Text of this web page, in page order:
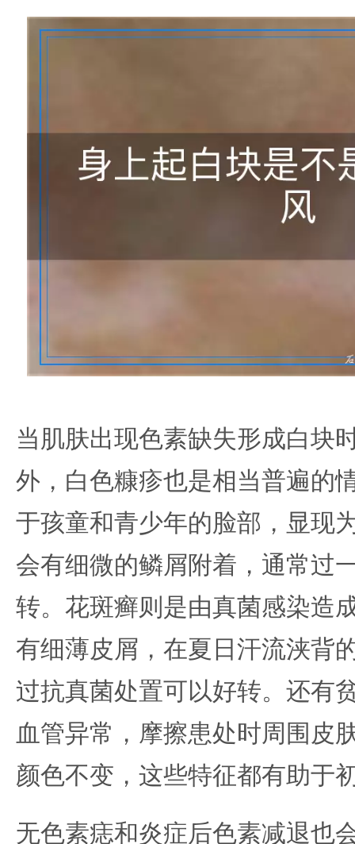
当肌肤出现色素缺失形成白块
外，白色糠疹也是相当普遍的
于孩童和青少年的脸部，显现
会有细微的鳞屑附着，通常过
转。花斑癣则是由真菌感染造
有细薄皮屑，在夏日汗流浃背
过抗真菌处置可以好转。还有
血管异常，摩擦患处时周围皮
颜色不变，这些特征都有助于
无色素痣和炎症后色素减退也